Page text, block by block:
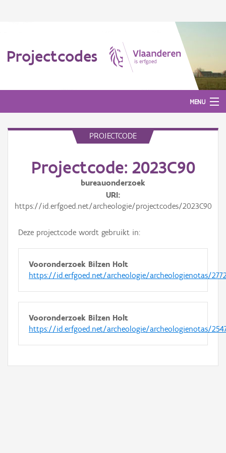
Projectcodes
MENU
PROJECTCODE
Projectcode: 2023C90
bureauonderzoek
URI
https://id.erfgoed.net/archeologie/projectcodes/2023C90
Deze projectcode wordt gebruikt in:
Vooronderzoek Bilzen Holt
https://id.erfgoed.net/archeologie/archeologienotas/
Vooronderzoek Bilzen Holt
https://id.erfgoed.net/archeologie/archeologienotas/